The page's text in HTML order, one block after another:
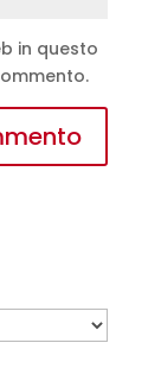
in questo